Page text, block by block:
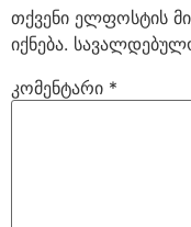
თქვენი ელფოსტის
იქნება.
კომენტარი *